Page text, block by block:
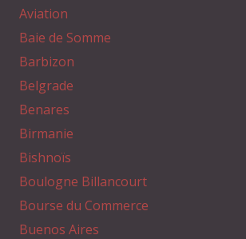
Aviation
Baie de Somme
Barbizon
Belgrade
Benares
Birmanie
Bishnoïs
Boulogne Billancourt
Bourse du Commerce
Buenos Aires